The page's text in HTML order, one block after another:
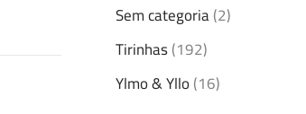
Sem categoria(2)
Tirinhas(192)
Ylmo & Yllo(16)